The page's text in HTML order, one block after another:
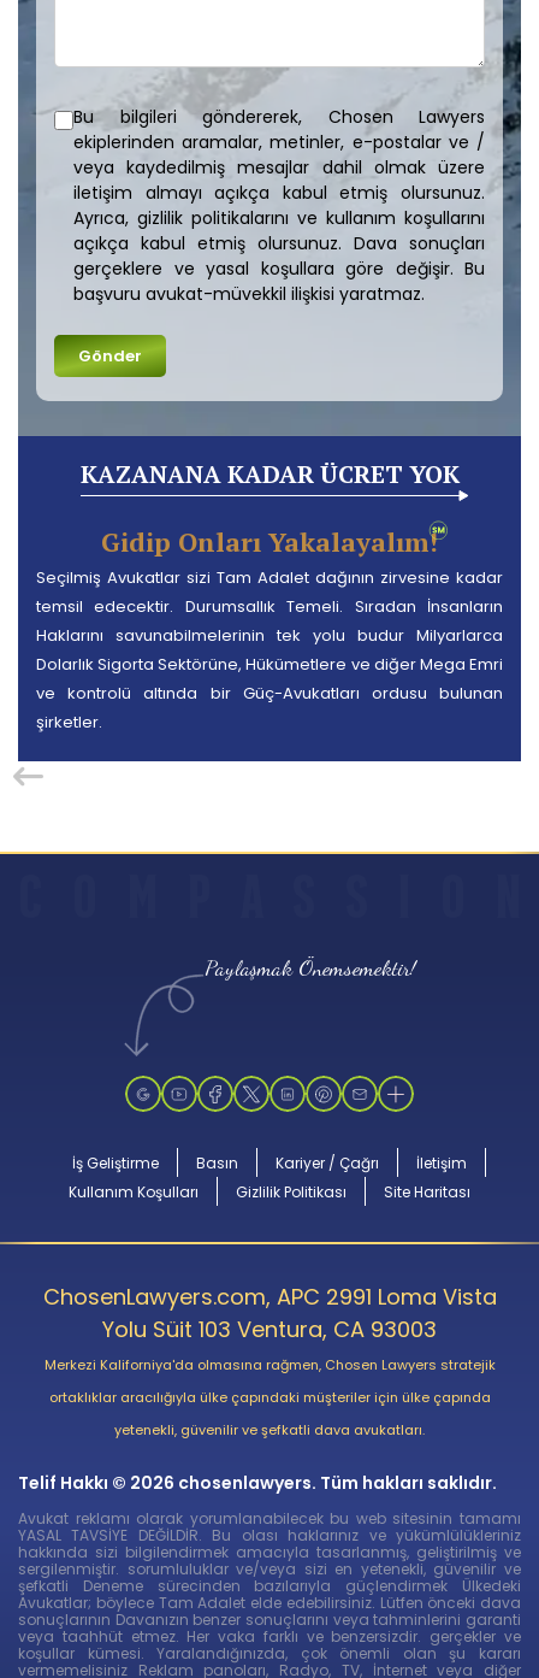
Bu bilgileri göndererek, Chosen Lawyers
ekiplerinden aramalar, metinler, e-postalar ve /
veya kaydedilmiş mesajlar dahil olmak üzere
iletişim almayı açıkça kabul etmiş olursunuz.
Ayrıca, gizlilik politikalarını ve kullanım koşullarını
açıkça kabul etmiş olursunuz. Dava sonuçları
gerçeklere ve yasal koşullara göre değişir. Bu
başvuru avukat-müvekkil ilişkisi yaratmaz.
KAZANANA KADAR ÜCRET YOK
Gidip Onları Yakalayalım!
Seçilmiş Avukatlar sizi Tam Adalet dağının zirvesine kadar
temsil edecektir. Durumsallık Temeli. Sıradan İnsanların
Haklarını savunabilmelerinin tek yolu budur Milyarlarca
Dolarlık Sigorta Sektörüne, Hükümetlere ve diğer Mega Emri
ve kontrolü altında bir Güç-Avukatları ordusu bulunan
şirketler.
Paylaşmak Önemsemektir!
İş Geliştirme Basın Kariyer / Çağrı
İletişim
Kullanım Koşulları
Gizlilik Politikası Site Haritası
ChosenLawyers.com, APC 2991 Loma Vista
Yolu Süit 103 Ventura, CA 93003
Merkezi Kaliforniya'da olmasına rağmen, Chosen Lawyers stratejik
ortaklıklar aracılığıyla ülke çapındaki müşteriler için ülke çapında
yetenekli, güvenilir ve şefkatli dava avukatları.
Telif Hakkı © 2026 chosenlawyers. Tüm hakları saklıdır.
Avukat reklamı olarak yorumlanabilecek bu web sitesinin tamamı
YASAL TAVSİYE DEĞİLDİR. Bu olası haklarınız ve yükümlülükleriniz
hakkında sizi bilgilendirmek amacıyla tasarlanmış, geliştirilmiş ve
sergilenmiştir. sorumluluklar ve/veya sizi en yetenekli, güvenilir ve
şefkatli Deneme sürecinden bazılarıyla güçlendirmek Ülkedeki
Avukatlar; böylece Tam Adalet elde edebilirsiniz. Lütfen önceki dava
sonuçlarının Davanızın benzer sonuçlarını veya tahminlerini garanti
veya taahhüt etmez. Her vaka farklı ve benzersizdir. gerçekler ve
koşullar kümesi. Yaralandığınızda, çok önemli olan şu kararı
vermemelisiniz Reklam panoları, Radyo, TV, İnternet veya diğer